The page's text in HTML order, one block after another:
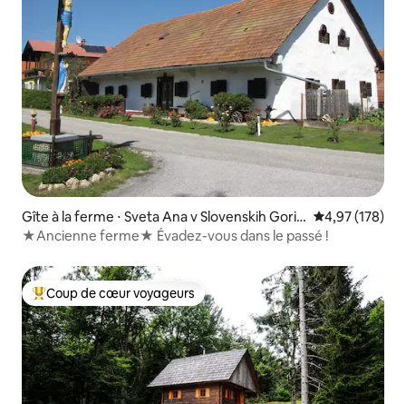
Gîte à la ferme ⋅ Sveta Ana v Slovenskih Goric
ah
Évaluation
4,97 (178)
★Ancienne ferme★ Évadez-vous dans le passé !
Coups de cœur voyageurs les plus appréciés
Coup de cœur voyageurs